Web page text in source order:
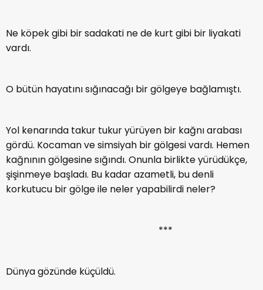
Ne köpek gibi bir sadakati ne de kurt gibi bir liyakati
vardı.
O bütün hayatını sığınacağı bir gölgeye bağlamıştı.
Yol kenarında takur tukur yürüyen bir kağnı arabası
gördü. Kocaman ve simsiyah bir gölgesi vardı. Hemen
kağnının gölgesine sığındı. Onunla birlikte yürüdükçe,
şişinmeye başladı. Bu kadar azametli, bu denli
korkutucu bir gölge ile neler yapabilirdi neler?
***
Dünya gözünde küçüldü.